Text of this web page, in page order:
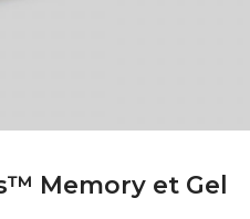
Memory et Gel